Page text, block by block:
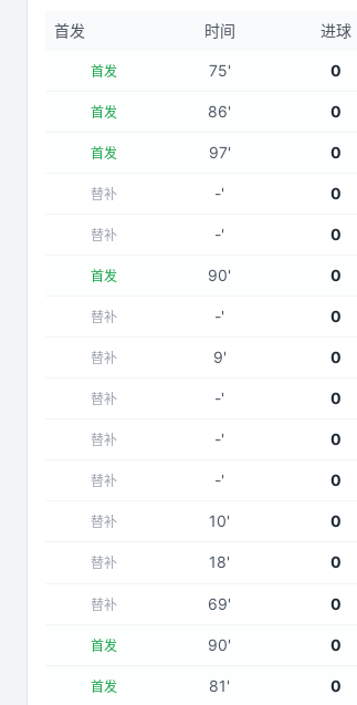
首发 时间 进球
首发 75' 0
首发 86' 0
首发 97' 0
替补 -' 0
替补 -' 0
首发 90' 0
替补 -' 0
替补 9' 0
替补 -' 0
替补 -' 0
替补 -' 0
替补 10' 0
替补 18' 0
替补 69' 0
首发 90' 0
首发 81' 0